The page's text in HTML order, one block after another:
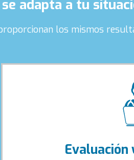
adapta a tu
los mismos
Evaluación